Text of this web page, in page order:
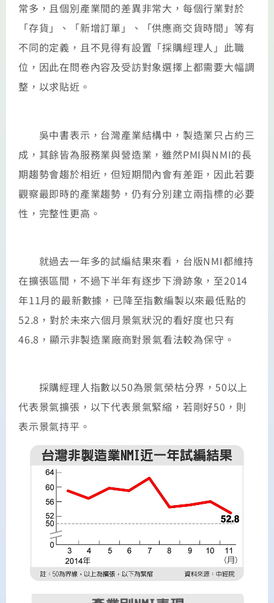
常多，且個別產業間的差異非常大，每個行業對於
「存貨」、「新增訂單」、「供應商交貨時間」等有
不同的定義，且不見得有設置「採購經理人」此職
位，因此在問卷內容及受訪對象選擇上都需要大幅調
整，以求貼近。
吳中書表示，台灣產業結構中，製造業只占約三
成，其餘皆為服務業與營造業，雖然PMI與NMI的長
期趨勢會趨於相近，但短期間內會有差距，因此若要
觀察最即時的產業趨勢，仍有分別建立兩指標的必要
性，完整性更高。
就過去一年多的試編結果來看，台版NMI都維持
在擴張區間，不過下半年有逐步下滑跡象，至2014
年11月的最新數據，已降至指數編製以來最低點的
52.8，對於未來六個月景氣狀況的看好度也只有
46.8，顯示非製造業廠商對景氣看法較為保守。
採購經理人指數以50為景氣榮枯分界，50以上
代表景氣擴張，以下代表景氣緊縮，若剛好50，則
表示景氣持平。